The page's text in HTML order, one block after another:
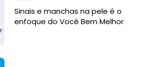
Sinais e manchas na pele é o
enfoque do Você Bem Melhor